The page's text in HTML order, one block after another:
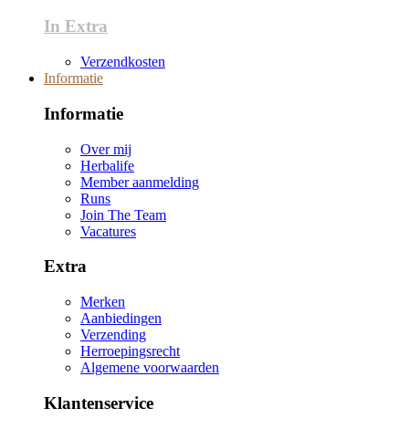
In Extra
Verzendkosten
Informatie
Informatie
Over mij
Herbalife
Member aanmelding
Runs
Join The Team
Vacatures
Extra
Merken
Aanbiedingen
Verzending
Herroepingsrecht
Algemene voorwaarden
Klantenservice